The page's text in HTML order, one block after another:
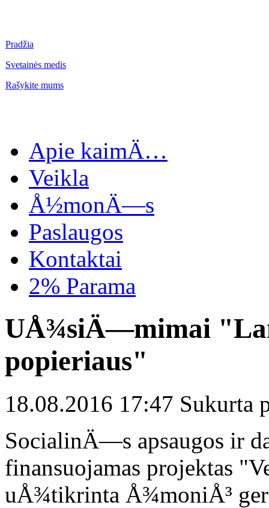
Pradžia
Svetainės medis
Rašykite mums
Apie kaimÄ…
Veikla
Å½monÄ—s
Paslaugos
Kontaktai
2% Parama
UÅ¾siÄ—mimai
popieriaus"
18.08.2016 17:47 Sukurta
SocialinÄ—s apsaugos ir
finansuojamas projektas
uÅ¾tikrinta Å¾moniÅ³